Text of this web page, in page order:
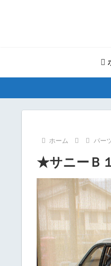
ホーム パー
★サニーＢ